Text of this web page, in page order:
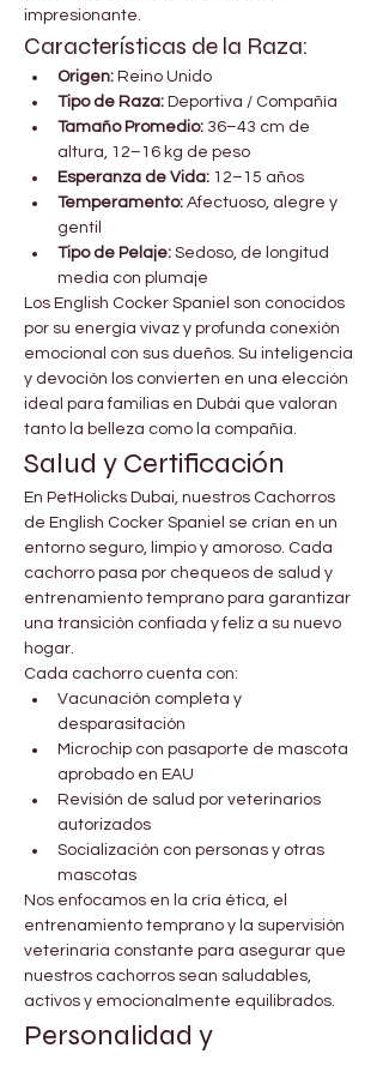
impresionante.
Características de la Raza:
Origen: Reino Unido
Tipo de Raza: Deportiva / Compañía
Tamaño Promedio: 36–43 cm de
altura, 12–16 kg de peso
Esperanza de Vida: 12–15 años
Temperamento: Afectuoso, alegre y
gentil
Tipo de Pelaje: Sedoso, de longitud
media con plumaje
Los English Cocker Spaniel son conocidos
por su energía vivaz y profunda conexión
emocional con sus dueños. Su inteligencia
y devoción los convierten en una elección
ideal para familias en Dubái que valoran
tanto la belleza como la compañía.
Salud y Certificación
En PetHolicks Dubai, nuestros Cachorros
de English Cocker Spaniel se crían en un
entorno seguro, limpio y amoroso. Cada
cachorro pasa por chequeos de salud y
entrenamiento temprano para garantizar
una transición confiada y feliz a su nuevo
hogar.
Cada cachorro cuenta con:
Vacunación completa y
desparasitación
Microchip con pasaporte de mascota
aprobado en EAU
Revisión de salud por veterinarios
autorizados
Socialización con personas y otras
mascotas
Nos enfocamos en la cría ética, el
entrenamiento temprano y la supervisión
veterinaria constante para asegurar que
nuestros cachorros sean saludables,
activos y emocionalmente equilibrados.
Personalidad y